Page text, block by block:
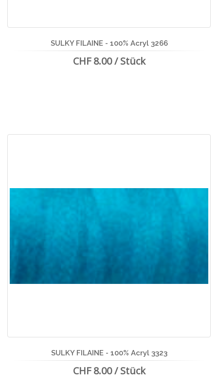
SULKY FILAINE - 100% Acryl 3266
CHF 8.00 / Stück
SULKY FILAINE - 100% Acryl 3323
CHF 8.00 / Stück